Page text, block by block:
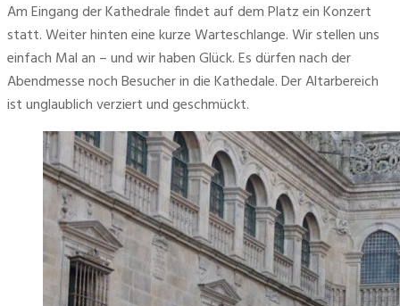
Am Eingang der Kathedrale findet auf dem Platz ein Konzert
statt. Weiter hinten eine kurze Warteschlange. Wir stellen uns
einfach Mal an – und wir haben Glück. Es dürfen nach der
Abendmesse noch Besucher in die Kathedale. Der Altarbereich
ist unglaublich verziert und geschmückt.